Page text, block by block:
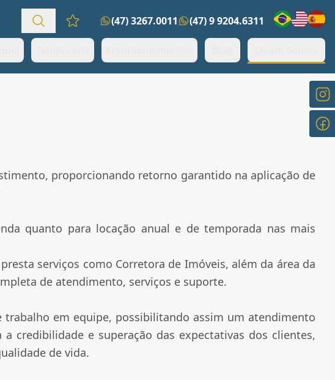
Favoritos (0 itens)
(47) 3267.0011 (47) 9 9204.6311
proporcionando retorno garantido na aplicação de
quanto para locação anual e de temporada nas mais
serviços como Corretora de Imóveis, além da área da
de atendimento, serviços e suporte.
em equipe, possibilitando assim um atendimento
credibilidade e superação das expectativas dos clientes,
de vida.